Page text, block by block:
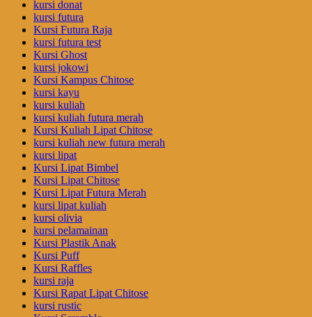
kursi donat
kursi futura
Kursi Futura Raja
kursi futura test
Kursi Ghost
kursi jokowi
Kursi Kampus Chitose
kursi kayu
kursi kuliah
kursi kuliah futura merah
Kursi Kuliah Lipat Chitose
kursi kuliah new futura merah
kursi lipat
Kursi Lipat Bimbel
Kursi Lipat Chitose
Kursi Lipat Futura Merah
kursi lipat kuliah
kursi olivia
kursi pelamainan
Kursi Plastik Anak
Kursi Puff
Kursi Raffles
kursi raja
Kursi Rapat Lipat Chitose
kursi rustic